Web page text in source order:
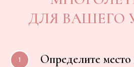
ДЛЯ ВАШЕГО
Определите